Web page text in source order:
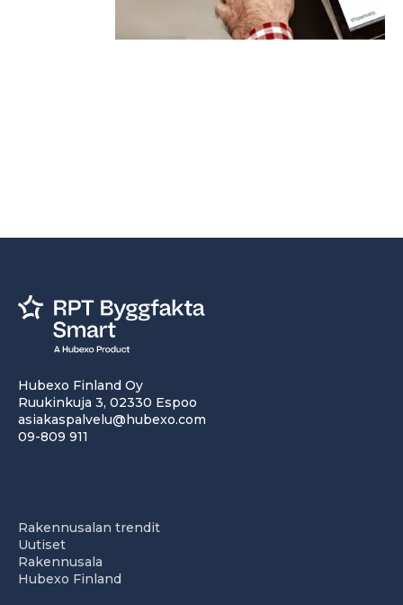
Hubexo Finland Oy
Ruukinkuja 3, 02330 Espoo
asiakaspalvelu@hubexo.com
09-809 911
Rakennusalan trendit
Uutiset
Rakennusala
Hubexo Finland